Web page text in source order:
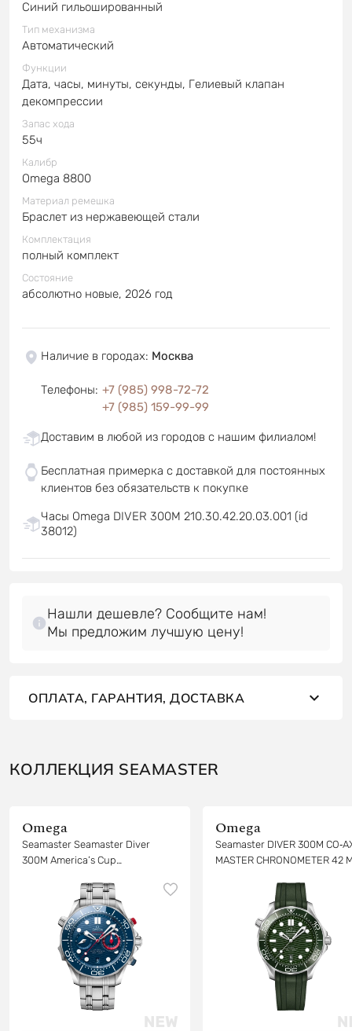
Синий гильошированный
Тип механизма
Автоматический
Функции
Дата, часы, минуты, секунды, Гелиевый клапан
декомпрессии
Запас хода
55ч
Калибр
Omega 8800
Материал ремешка
Браслет из нержавеющей стали
Комплектация
полный комплект
Состояние
абсолютно новые, 2026 год
Наличие в городах: Москва
Телефоны: +7 (985) 998-72-72
+7 (985) 159-99-99
Доставим в любой из городов с нашим филиалом!
Бесплатная примерка с доставкой для постоянных
клиентов без обязательств к покупке
Часы Omega DIVER 300M 210.30.42.20.03.001 (id
38012)
Нашли дешевле? Сообщите нам!
Мы предложим лучшую цену!
ОПЛАТА, ГАРАНТИЯ, ДОСТАВКА
КОЛЛЕКЦИЯ SEAMASTER
Omega
Seamaster Seamaster Diver
300M America’s Cup
Omega
Seamaster DIVER 300M
MASTER CHRONOMETER 42